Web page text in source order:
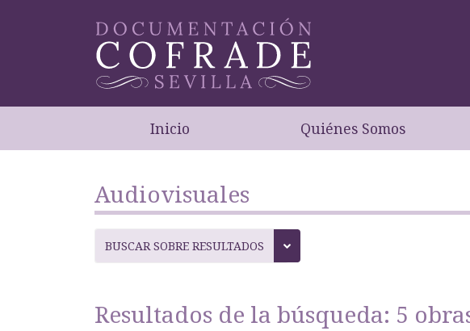
Inicio Quiénes Somos
Audiovisuales
BUSCAR SOBRE RESULTADOS
Resultados de la búsqueda: 5